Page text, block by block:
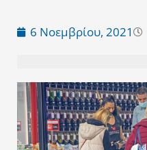
6 Νοεμβρίου, 2021